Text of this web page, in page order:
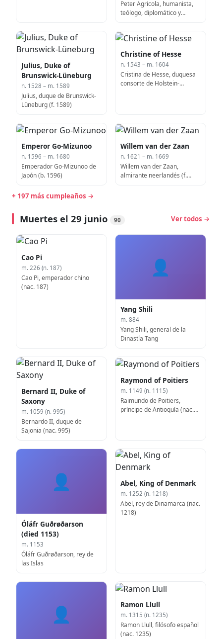
Peter Agricola, humanista,
teólogo, diplomático y
Julius, Duke of
Brunswick-Lüneburg
n. 1528 – m. 1589
Julius, duque de Brunswick-
Lüneburg (f. 1589)
Christine of Hesse
n. 1543 – m. 1604
Cristina de Hesse, duquesa
consorte de Holstein-
Emperor Go-Mizunoo
n. 1596 – m. 1680
Emperador Go-Mizunoo de
Japón (b. 1596)
Willem van der Zaan
n. 1621 – m. 1669
Willem van der Zaan,
almirante neerlandés (f.
+ 197 más cumpleaños →
Muertes el 29 junio 90 Ver todos →
Cao Pi
m. 226 (n. 187)
Cao Pi, emperador chino
(nac. 187)
👤
Yang Shili
m. 884
Yang Shili, general de la
Dinastía Tang
Bernard II, Duke of
Saxony
m. 1059 (n. 995)
Bernardo II, duque de
Sajonia (nac. 995)
Raymond of Poitiers
m. 1149 (n. 1115)
Raimundo de Poitiers,
príncipe de Antioquía (nac.
👤
Óláfr Guðrøðarson
(died 1153)
m. 1153
Óláfr Guðrøðarson, rey de
las Islas
Abel, King of Denmark
m. 1252 (n. 1218)
Abel, rey de Dinamarca (nac.
1218)
👤 Ramon Llull
m. 1315 (n. 1235)
Ramon Llull, filósofo español
(nac. 1235)